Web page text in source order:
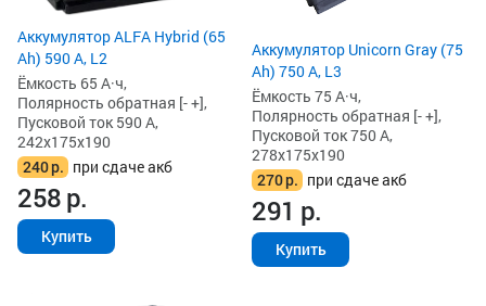
Аккумулятор ALFA Hybrid (65
Ah) 590 А, L2
Ёмкость 65 А·ч,
Полярность обратная [- +],
Пусковой ток 590 А,
242x175x190
240р. при сдаче акб
258р.
Купить
Аккумулятор Unicorn Gray (75
Ah) 750 А, L3
Ёмкость 75 А·ч,
Полярность обратная [- +],
Пусковой ток 750 А,
278x175x190
270р. при сдаче акб
291 р.
Купить